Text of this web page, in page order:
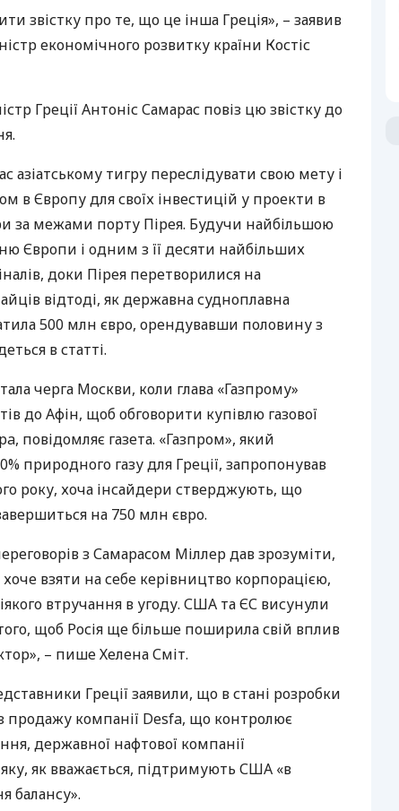
звістку про те, що це інша Греція», – заявив
економічного розвитку країни Костіс
Греції Антоніс Самарас повіз цю звістку до
азіатському тигру переслідувати свою мету і
в Європу для своїх інвестицій у проекти в
за межами порту Пірея. Будучи найбільшою
Європи і одним з її десяти найбільших
доки Пірея перетворилися на
відтоді, як державна судноплавна
500 млн євро, орендувавши половину з
в статті.
черга Москви, коли глава «Газпрому»
до Афін, щоб обговорити купівлю газової
повідомляє газета. «Газпром», який
природного газу для Греції, запропонував
року, хоча інсайдери стверджують, що
на 750 млн євро.
з Самарасом Міллер дав зрозуміти,
взяти на себе керівництво корпорацією,
втручання в угоду. США та ЄС висунули
щоб Росія ще більше поширила свій вплив
– пише Хелена Сміт.
Греції заявили, що в стані розробки
продажу компанії Desfa, що контролює
державної нафтової компанії
як вважається, підтримують США «в
балансу».